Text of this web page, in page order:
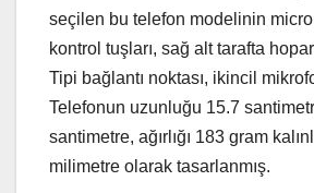
seçilen bu telefon modelinin
kontrol tuşları, sağ alt tarafta
Tipi bağlantı noktası, ikincil
Telefonun uzunluğu 15.7
santimetre, ağırlığı 183 gram
milimetre olarak tasarlanmış.